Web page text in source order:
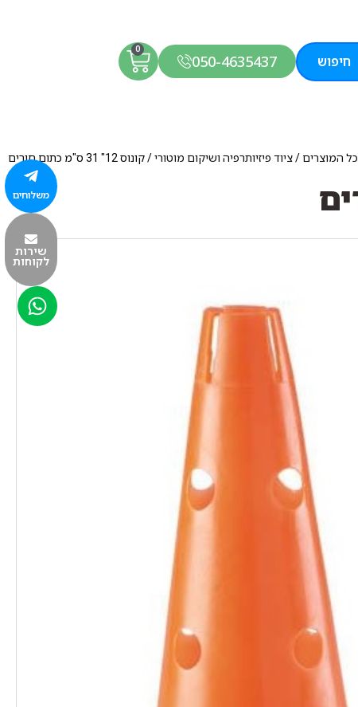
חיפוש 050-4635437
0
כל המוצרים /ציוד פיזיותרפיה ושיקום מוטורי/ קונוס 12" 31 ס"מ כתום חורים
משלוחים
שירות
לקוחות